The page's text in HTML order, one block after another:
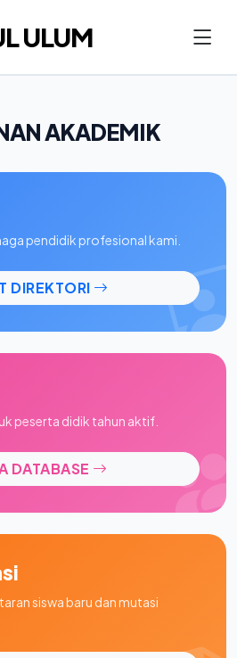
ULUM
AKADEMIK
pendidik profesional kami.
DIREKTORI
peserta didik tahun aktif.
DATABASE
siswa baru dan mutasi